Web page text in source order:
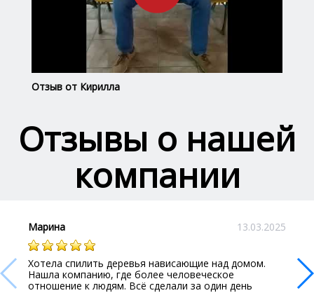
Отзыв от Кирилла
Отзывы о нашей
компании
13.03.2025
Марина
Хотела спилить деревья нависающие над домом.
Нашла компанию, где более человеческое
отношение к людям. Всё сделали за один день